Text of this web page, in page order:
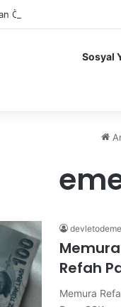
Öğrencilere Karne Parası
Sosyal
Memura
Refah
Memura